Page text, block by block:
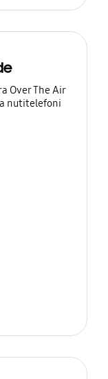
Over The Air
nutitelefoni